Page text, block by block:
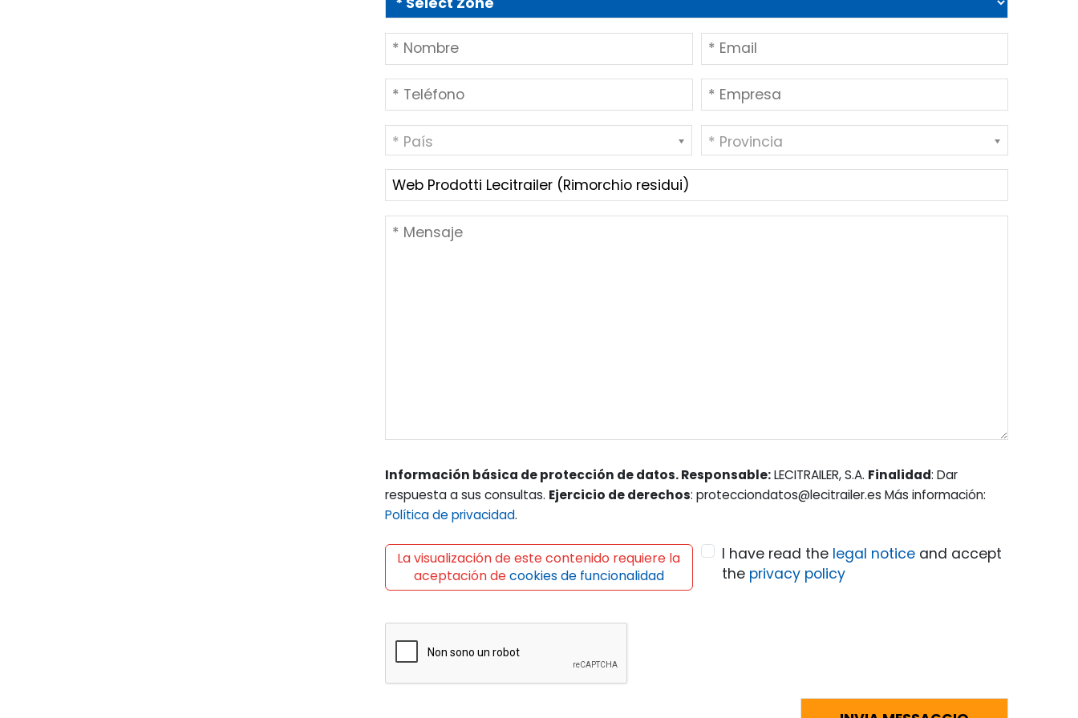
* País * Provincia
Información básica de protección de datos. Responsable:LECITRAILER, S.A. Finalidad: Dar
respuesta a sus consultas. Ejercicio de derechos: protecciondatos@lecitrailer.es Más información:
Política de privacidad.
La visualización de este contenido requiere la
aceptación decookies de funcionalidad
I have read the legal notice and accept
the privacy policy